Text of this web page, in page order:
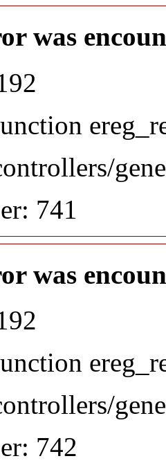
was
741
was
742